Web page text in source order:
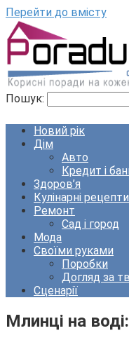
Перейти до вмісту
Пошук:
Новий рік
Дім
Авто
Кредит і
Здоров’я
Кулінарні рецепти
Ремонт
Сад і город
Мода
Своїми руками
Поробки
Догляд за
Сценарії
Млинці на